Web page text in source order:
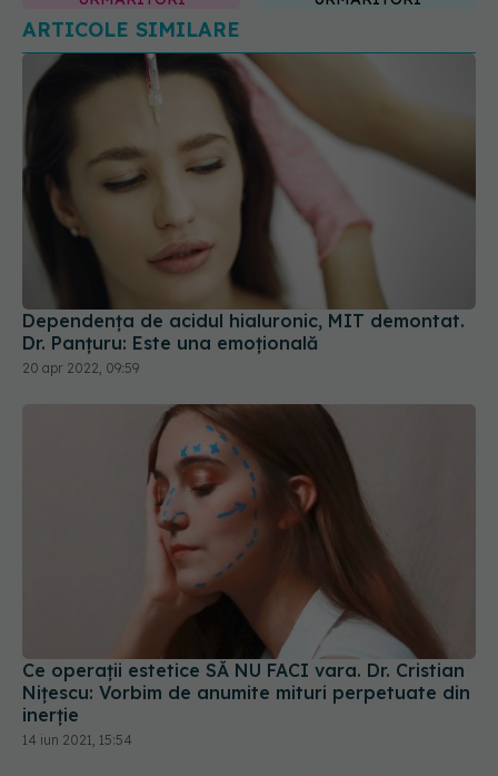
Dependența de acidul hialuronic, MIT demontat.
Dr. Panțuru: Este una emoțională
20 apr 2022, 09:59
Ce operații estetice SĂ NU FACI vara. Dr. Cristian
Nițescu: Vorbim de anumite mituri perpetuate din